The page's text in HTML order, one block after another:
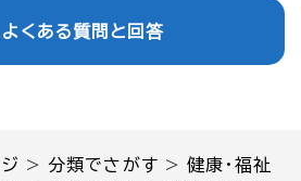
>分類でさがす >健康・福祉
よくある質問と回答